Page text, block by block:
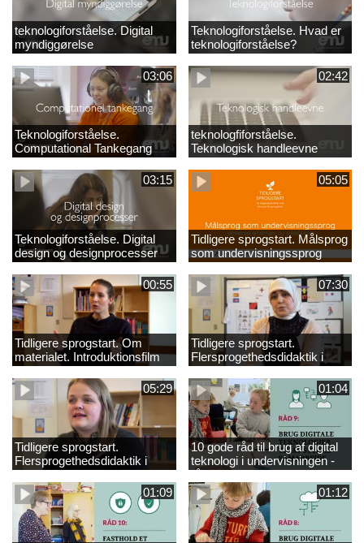
teknologiforståelse. Digital
myndiggørelse
Teknologiforståelse. Hvad er
teknologiforståelse?
03:06
Teknologiforståelse.
Computational Tankegang
02:42
teknologfiforståelse.
Teknologisk handleevne
03:15
Teknologiforståelse. Digital
design og designprocesser
05:05
Tidligere sprogstart. Målsprog
som undervisningssprog
00:55
Tidligere sprogstart. Om
materialet. Introduktionsfilm
07:30
Tidligere sprogstart.
Flersprogethedsdidaktik i
fransk og tysk
05:29
Tidligere sprogstart.
Flersprogethedsdidaktik i
engelsk
01:04
10 gode råd til brug af digital
teknologi i undervisningen -
råd 9
01:09
01:12